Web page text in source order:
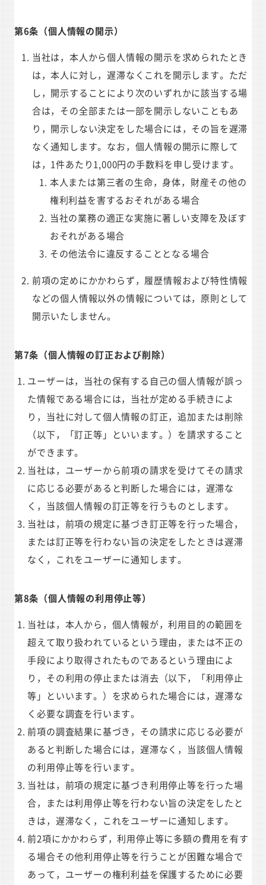
第6条（個人情報の開示）
当社は，本人から個人情報の開示を求められたとき
は，本人に対し，遅滞なくこれを開示します。ただ
し，開示することにより次のいずれかに該当する場
合は，その全部または一部を開示しないこともあ
り，開示しない決定をした場合には，その旨を遅滞
なく通知します。なお，個人情報の開示に際して
は，1件あたり1,000円の手数料を申し受けます。
本人または第三者の生命，身体，財産その他の
権利利益を害するおそれがある場合
当社の業務の適正な実施に著しい支障を及ぼす
おそれがある場合
その他法令に違反することとなる場合
前項の定めにかかわらず，履歴情報および特性情報
などの個人情報以外の情報については，原則として
開示いたしません。
第7条（個人情報の訂正および削除）
ユーザーは，当社の保有する自己の個人情報が誤っ
た情報である場合には，当社が定める手続きによ
り，当社に対して個人情報の訂正，追加または削除
（以下，「訂正等」といいます。）を請求すること
ができます。
当社は，ユーザーから前項の請求を受けてその請求
に応じる必要があると判断した場合には，遅滞な
く，当該個人情報の訂正等を行うものとします。
当社は，前項の規定に基づき訂正等を行った場合，
または訂正等を行わない旨の決定をしたときは遅滞
なく，これをユーザーに通知します。
第8条（個人情報の利用停止等）
当社は，本人から，個人情報が，利用目的の範囲を
超えて取り扱われているという理由，または不正の
手段により取得されたものであるという理由によ
り，その利用の停止または消去（以下，「利用停止
等」といいます。）を求められた場合には，遅滞な
く必要な調査を行います。
前項の調査結果に基づき，その請求に応じる必要が
あると判断した場合には，遅滞なく，当該個人情報
の利用停止等を行います。
当社は，前項の規定に基づき利用停止等を行った場
合，または利用停止等を行わない旨の決定をしたと
きは，遅滞なく，これをユーザーに通知します。
前2項にかかわらず，利用停止等に多額の費用を有す
る場合その他利用停止等を行うことが困難な場合で
あって，ユーザーの権利利益を保護するために必要